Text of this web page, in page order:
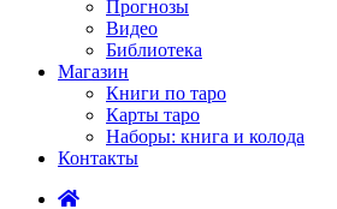
Прогнозы
Видео
Библиотека
Магазин
Книги по таро
Карты таро
Наборы: книга и колода
Контакты